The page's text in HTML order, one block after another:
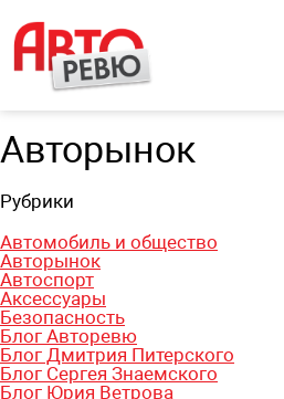
Авторынок
Рубрики
Автомобиль и общество
Авторынок
Автоспорт
Аксессуары
Безопасность
Блог Авторевю
Блог Дмитрия Питерского
Блог Сергея Знаемского
Блог Юрия Ветрова